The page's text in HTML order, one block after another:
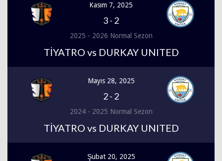
Kasım 7, 2025
3- 2
2025 - 2026 Normal Sezon
TİYATRO vs DURKAY UNITED
Mayıs 28, 2025
2- 2
2024 - 2025 Normal Sezon
TİYATRO vs DURKAY UNITED
Şubat 20, 2025